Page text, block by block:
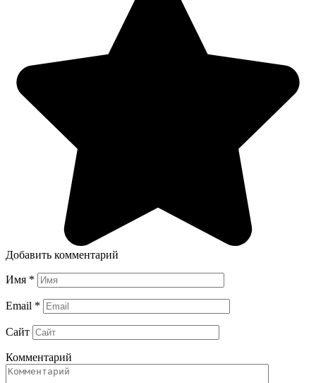
Добавить комментарий
Имя *
Email *
Сайт
Комментарий